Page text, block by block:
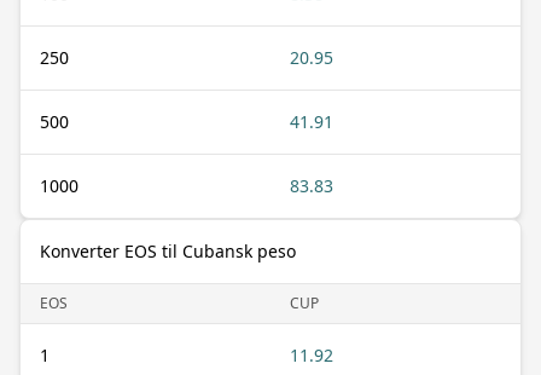
250 20.95
500 41.91
1000 83.83
Konverter EOS til Cubansk peso
EOS CUP
1 11.92